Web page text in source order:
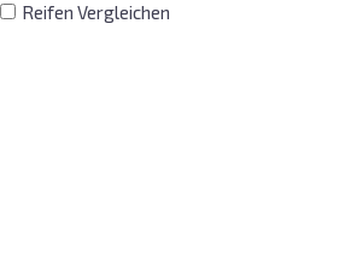
Reifen Vergleichen